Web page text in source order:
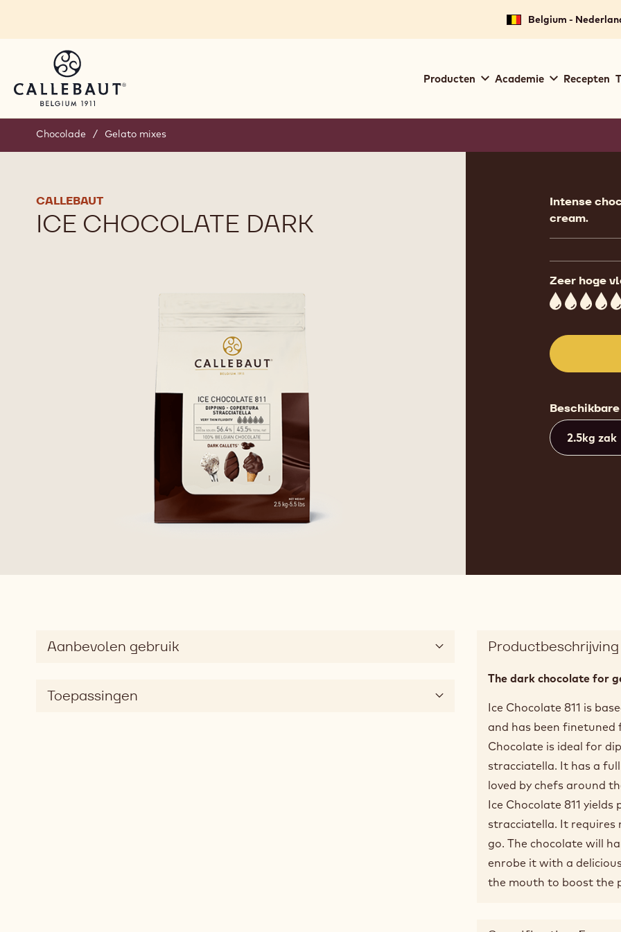
Belgium -
navigation
Producten Academie Recepten
Chocolade / Gelato mixes
CALLEBAUT
ICE CHOCOLATE DARK
Intense
cream.
Zeer hoge
5
2.5kg zak
Aanbevolen gebruik
Toepassingen
Productbeschrijving
The dark chocolate for
Ice Chocolate 811 is
and has been
Chocolate is ideal for
stracciatella. It has a
loved by chefs around
Ice Chocolate 811
stracciatella. It requires
go. The chocolate will
enrobe it with a
the mouth to boost the